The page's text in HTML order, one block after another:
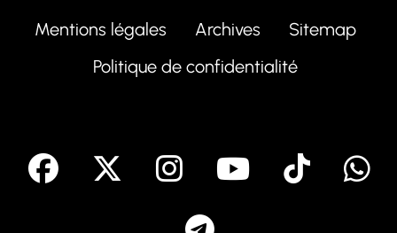
Mentions légales Archives
Sitemap
Politique de confidentialité
facebook Instagram
Youtube
Tik